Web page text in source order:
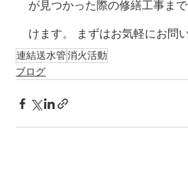
が見つかった際の修繕工事ま
けます。 まずはお気軽にお問
連結送水管 消火活動
ブログ